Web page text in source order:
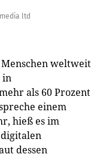
ltd
weltweit
in
als 60 Prozent
einem
hieß es im
dessen